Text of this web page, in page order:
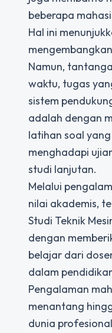
beberapa
Hal ini
Namun,
waktu, tugas
sistem
adalah dengan
latihan soal
menghadapi
studi lanjutan.
Melalui
nilai akademis,
Studi Teknik
dengan
belajar dari
dalam
Pengalaman
menantang
dunia